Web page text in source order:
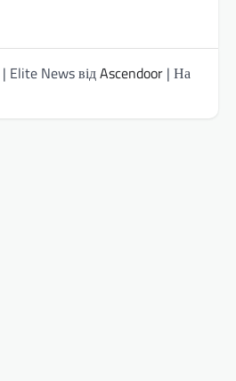
| Elite News відAscendoor | На